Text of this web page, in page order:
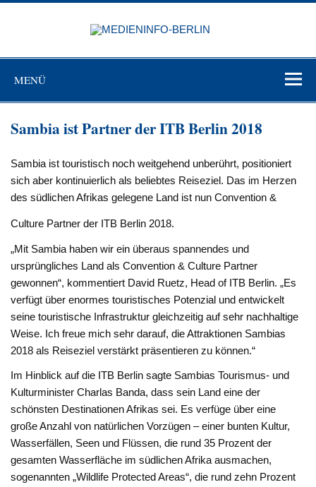
Zum
MENÜ
Sambia ist Partner der ITB Berlin 2018
Sambia ist touristisch noch weitgehend unberührt, positioniert
sich aber kontinuierlich als beliebtes Reiseziel. Das im Herzen
des südlichen Afrikas gelegene Land ist nun Convention &
Culture Partner der ITB Berlin 2018.
„Mit Sambia haben wir ein überaus spannendes und
ursprüngliches Land als Convention & Culture Partner
gewonnen“, kommentiert David Ruetz, Head of ITB Berlin. „Es
verfügt über enormes touristisches Potenzial und entwickelt
seine touristische Infrastruktur gleichzeitig auf sehr nachhaltige
Weise. Ich freue mich sehr darauf, die Attraktionen Sambias
2018 als Reiseziel verstärkt präsentieren zu können.“
Im Hinblick auf die ITB Berlin sagte Sambias Tourismus- und
Kulturminister Charlas Banda, dass sein Land eine der
schönsten Destinationen Afrikas sei. Es verfüge über eine
große Anzahl von natürlichen Vorzügen – einer bunten Kultur,
Wasserfällen, Seen und Flüssen, die rund 35 Prozent der
gesamten Wasserfläche im südlichen Afrika ausmachen,
sogenannten „Wildlife Protected Areas“, die rund zehn Prozent